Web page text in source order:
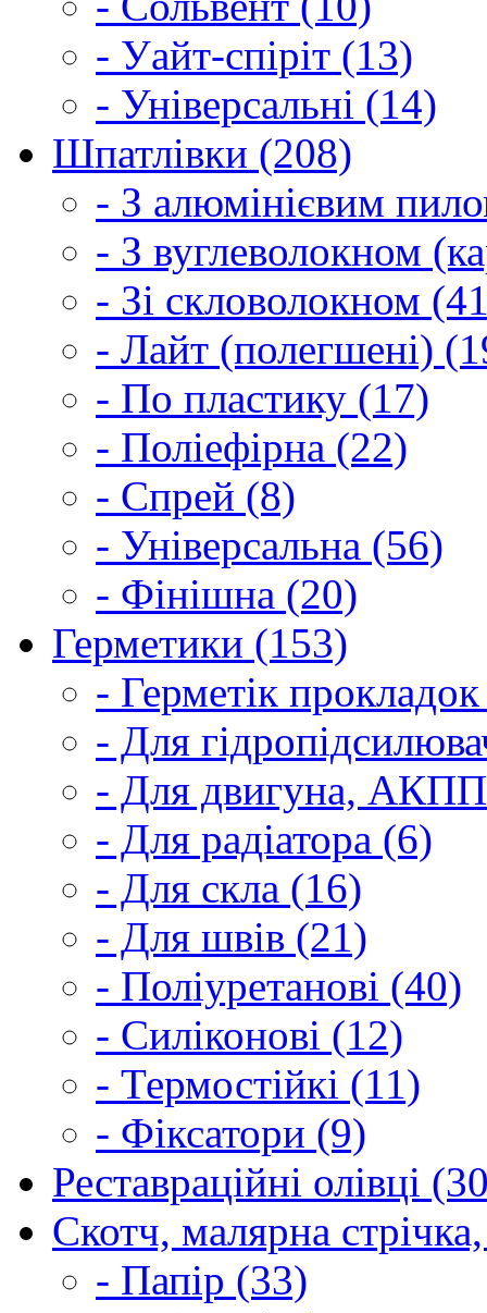
- Уайт-спіріт (13)
- Універсальні (14)
Шпатлівки (208)
- З алюмінієвим
- З вуглеволокном
- Зі скловолокном
- Лайт (полегшені)
- По пластику (17)
- Поліефірна (22)
- Спрей (8)
- Універсальна (56)
- Фінішна (20)
Герметики (153)
- Герметік
- Для
- Для двигуна,
- Для радіатора (6)
- Для скла (16)
- Для швів (21)
- Поліуретанові (40)
- Силіконові (12)
- Термостійкі (11)
- Фіксатори (9)
Реставраційні олівці
Скотч, малярна
- Папір (33)